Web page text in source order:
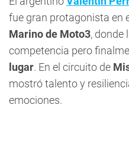
fue gran protagonista en
Marino de Moto3, donde
competencia pero
lugar. En el circuito de
mostró talento y
emociones.